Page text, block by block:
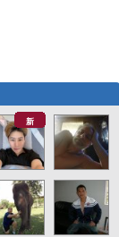
新